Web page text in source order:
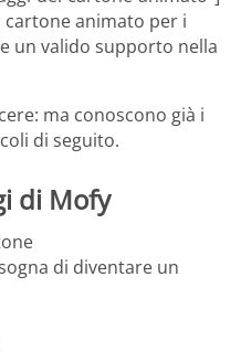
animato per i
un valido supporto nella
ma conoscono già i
di seguito.
di Mofy
di diventare un